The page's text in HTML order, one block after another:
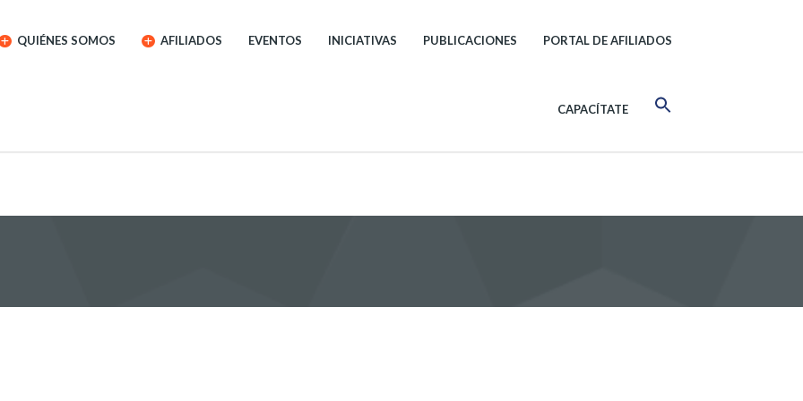
QUIÉNES SOMOS AFILIADOS EVENTOS INICIATIVAS PUBLICACIONES PORTAL DE AFILIADOS
CAPACÍTATE